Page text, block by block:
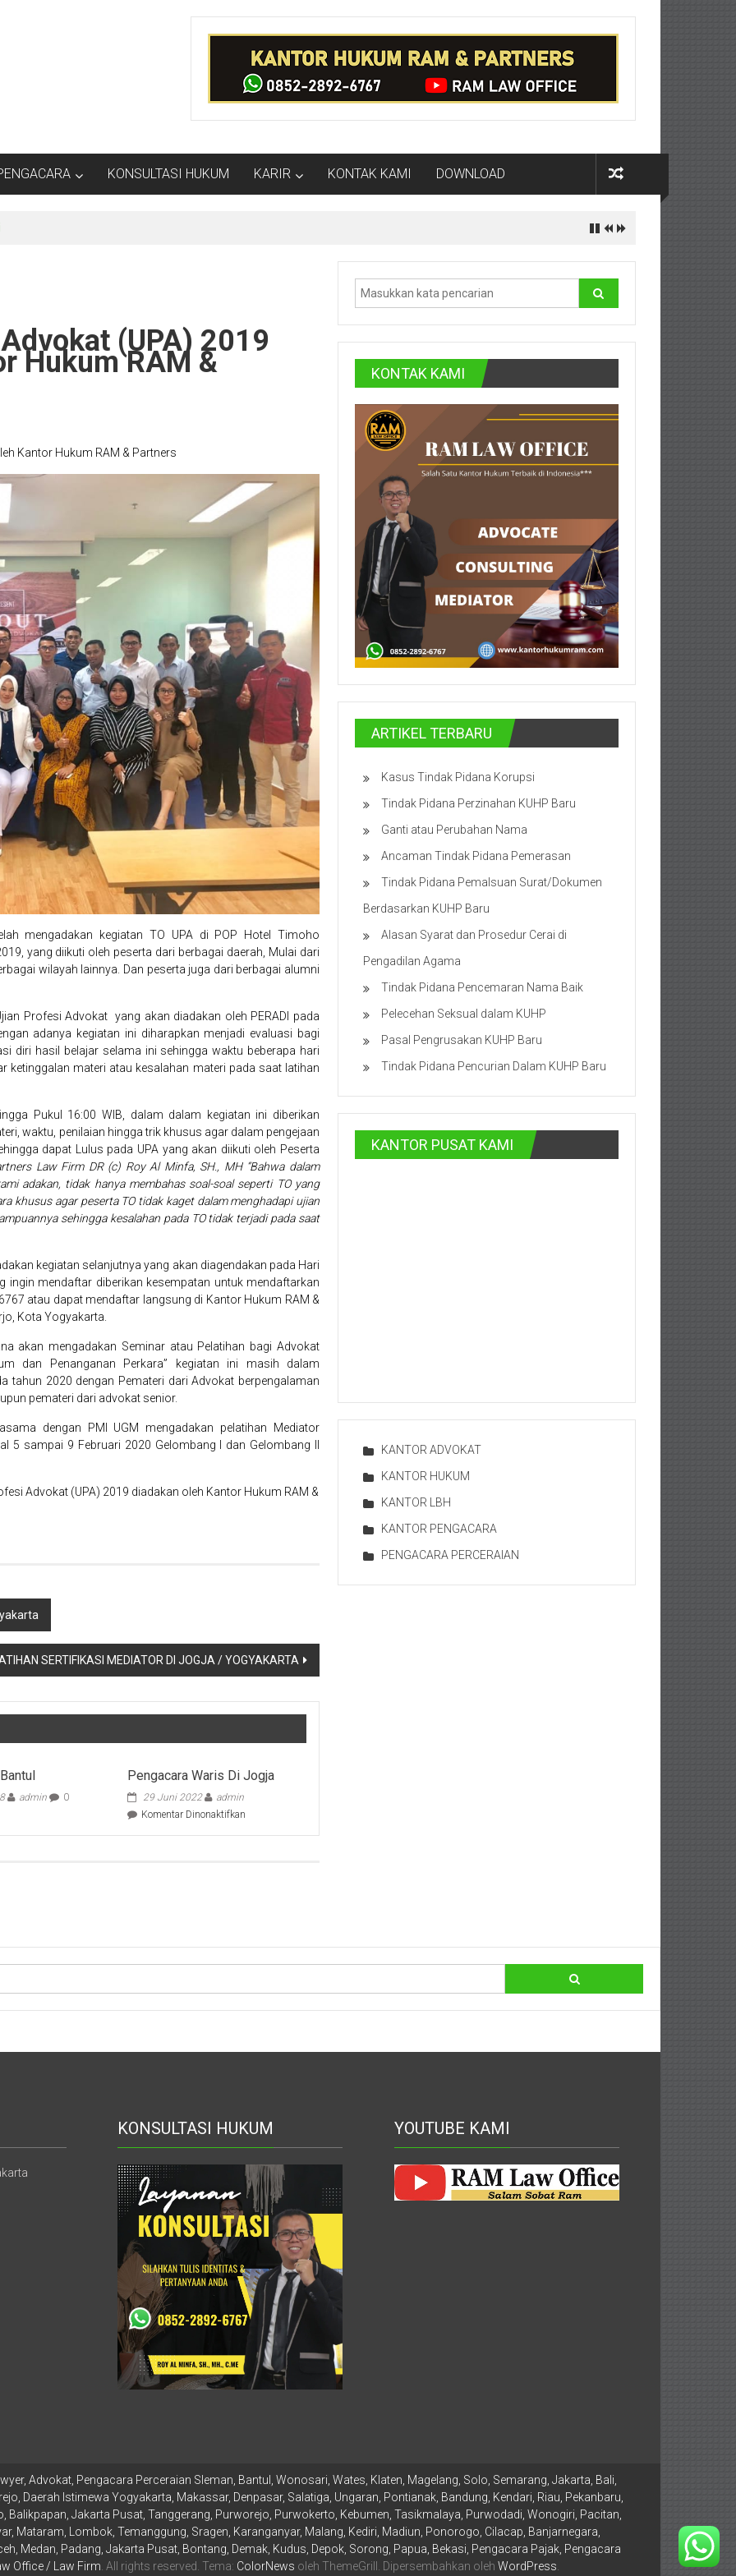
KONSULTASI HUKUM KARIR KONTAK KAMI DOWNLOAD
(UPA) 2019
Hukum RAM &
Kantor Hukum RAM & Partners
mengadakan kegiatan TO UPA di POP Hotel Timoho
yang diikuti oleh peserta dari berbagai daerah, Mulai dari
wilayah lainnya. Dan peserta juga dari berbagai alumni
Profesi Advokat yang akan diadakan oleh PERADI pada
adanya kegiatan ini diharapkan menjadi evaluasi bagi
diri hasil belajar selama ini sehingga waktu beberapa hari
ketinggalan materi atau kesalahan materi pada saat latihan
Pukul 16:00 WIB, dalam dalam kegiatan ini diberikan
waktu, penilaian hingga trik khusus agar dalam pengejaan
dapat Lulus pada UPA yang akan diikuti oleh Peserta
Law Firm DR (c) Roy Al Minfa, SH., MH “Bahwa dalam
adakan, tidak hanya membahas soal-soal seperti TO yang
khusus agar peserta TO tidak kaget dalam menghadapi ujian
sehingga kesalahan pada TO tidak terjadi pada saat
kegiatan selanjutnya yang akan diagendakan pada Hari
ingin mendaftar diberikan kesempatan untuk mendaftarkan
atau dapat mendaftar langsung di Kantor Hukum RAM &
Kota Yogyakarta.
akan mengadakan Seminar atau Pelatihan bagi Advokat
dan Penanganan Perkara” kegiatan ini masih dalam
tahun 2020 dengan Pemateri dari Advokat berpengalaman
pemateri dari advokat senior.
dengan PMI UGM mengadakan pelatihan Mediator
5 sampai 9 Februari 2020 Gelombang I dan Gelombang II
Advokat (UPA) 2019 diadakan oleh Kantor Hukum RAM &
SERTIFIKASI MEDIATOR DI JOGJA / YOGYAKARTA
admin 0
Pengacara Waris Di Jogja
29 Juni 2022
admin
Komentar Dinonaktifkanpada
KONTAK KAMI
ARTIKEL TERBARU
Kasus Tindak Pidana Korupsi
Tindak Pidana Perzinahan KUHP Baru
Ganti atau Perubahan Nama
Ancaman Tindak Pidana Pemerasan
Tindak Pidana Pemalsuan Surat/Dokumen
Berdasarkan KUHP Baru
Alasan Syarat dan Prosedur Cerai di
Pengadilan Agama
Tindak Pidana Pencemaran Nama Baik
Pelecehan Seksual dalam KUHP
Pasal Pengrusakan KUHP Baru
Tindak Pidana Pencurian Dalam KUHP Baru
KANTOR PUSAT KAMI
KANTOR ADVOKAT
KANTOR HUKUM
KANTOR LBH
KANTOR PENGACARA
PENGACARA PERCERAIAN
KONSULTASI HUKUM YOUTUBE KAMI
Advokat, Pengacara Perceraian Sleman, Bantul, Wonosari, Wates, Klaten, Magelang, Solo, Semarang, Jakarta, Bali,
Daerah Istimewa Yogyakarta, Makassar, Denpasar, Salatiga, Ungaran, Pontianak, Bandung, Kendari, Riau, Pekanbaru,
Balikpapan, Jakarta Pusat, Tanggerang, Purworejo, Purwokerto, Kebumen, Tasikmalaya, Purwodadi, Wonogiri, Pacitan,
Mataram, Lombok, Temanggung, Sragen, Karanganyar, Malang, Kediri, Madiun, Ponorogo, Cilacap, Banjarnegara,
Medan, Padang, Jakarta Pusat, Bontang, Demak, Kudus, Depok, Sorong, Papua, Bekasi, Pengacara Pajak, Pengacara
Office / Law Firm. All rights reserved. Tema: ColorNews oleh ThemeGrill. Dipersembahkan oleh WordPress.